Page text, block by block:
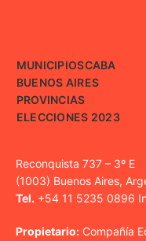
MUNICIPIOSCABA
BUENOS AIRES
PROVINCIAS
ELECCIONES 2023
Reconquista 737 – 3º E
(1003) Buenos Aires,
Tel. +54 11 5235 0896
Propietario: Compañía